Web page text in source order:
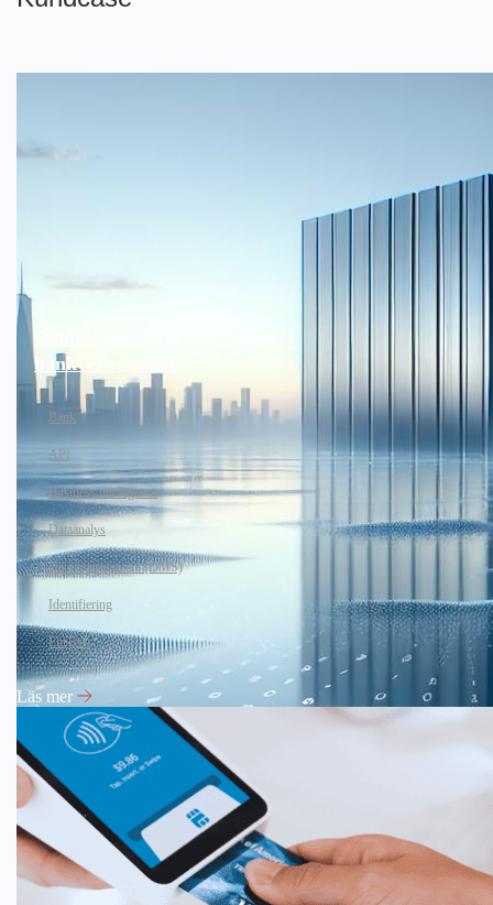
bankverksamhet
Bank
API
Business intelligence
Dataanalys
Data management (DMS)
Identifiering
FinTech
Läs mer